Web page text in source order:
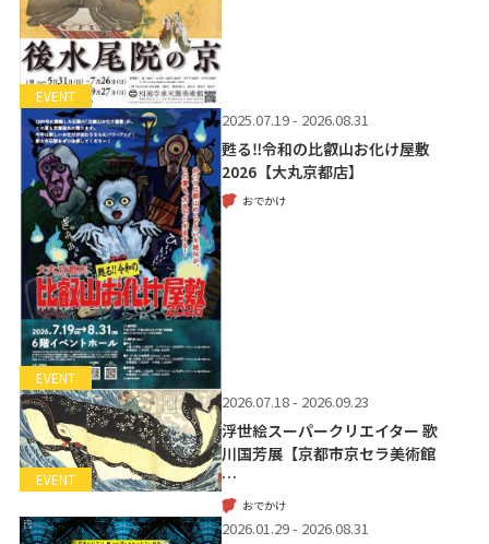
EVENT
EVENT
2025.07.19 - 2026.08.31
甦る‼令和の比叡山お化け屋敷
2026【大丸京都店】
おでかけ
EVENT
2026.07.18 - 2026.09.23
浮世絵スーパークリエイター 歌
川国芳展【京都市京セラ美術館
…
おでかけ
2026.01.29 - 2026.08.31